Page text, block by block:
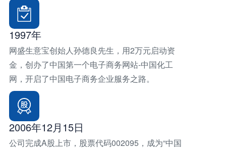
1997年
网盛生意宝创始人孙德良先生，用2万元启动资
金，创办了中国第一个电子商务网站-中国化工
网，开启了中国电子商务企业服务之路。
2006年12月15日
公司完成A股上市，股票代码002095，成为“中国